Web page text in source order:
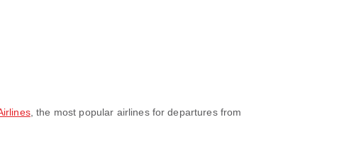
, the most popular airlines for departures from